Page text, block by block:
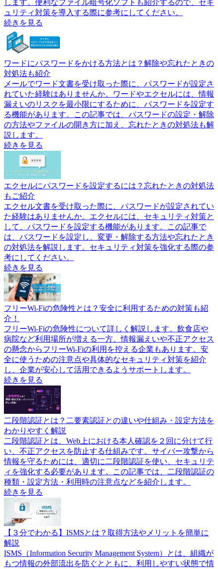
します。便利なファイル暗号化ソフトも紹介するので、セキ
ュリティ対策を導入する際に参考にしてください。
続きを見る
ワードにパスワードをかける方法とは？解除や忘れたときの
対処法も紹介
メールでワード文書を受け取った際に、パスワードが設定さ
れていた経験はありませんか。ワードやエクセルには、情報
漏えいのリスクを最小限にするために、パスワードを設定す
る機能があります。この記事では、パスワードの設定・解除
の方法やファイルの開き方に加え、忘れたときの対処法も解
説します。
続きを見る
エクセルにパスワードを設定するには？忘れたときの対処法
もご紹介
エクセル文書を受け取った際に、パスワードが設定されてい
た経験はありませんか。エクセルには、セキュリティ対策と
して、パスワードを設定する機能があります。この記事で
は、パスワードを設定し、変更・解除する方法や忘れたとき
の対処法を解説します。セキュリティ対策を強化する際の参
考にしてください。
続きを見る
フリーWi-Fiの危険性とは？安全に利用するための対策も紹
介！
フリーWi-Fiの危険性について詳しく解説します。飲食店や
病院など利用場所が増える一方、情報漏えいや不正アクセス
の懸念からフリーWi-Fiの利用を控える企業もあります。安
全に使うための注意点や具体的なセキュリティ対策を紹介
し、企業が安心して活用できるようサポートします。
続きを見る
二段階認証とは？二要素認証との違いや仕組み・設定方法を
わかりやすく解説
二段階認証とは、Web上における本人確認を２回に分けて行
い、不正アクセスを防止する仕組みです。サイバー攻撃から
情報を守るためには、適切に二段階認証を使い、セキュリテ
ィを強化する必要があります。この記事では、二段階認証の
種類・設定方法・利用時の注意点などを紹介します。
続きを見る
【３分でわかる】ISMSとは？取得方法やメリットを簡単に
解説
ISMS（Information Security Management System）とは、組織が
もつ情報の外部流出を防ぐとともに、利用しやすい状態で情